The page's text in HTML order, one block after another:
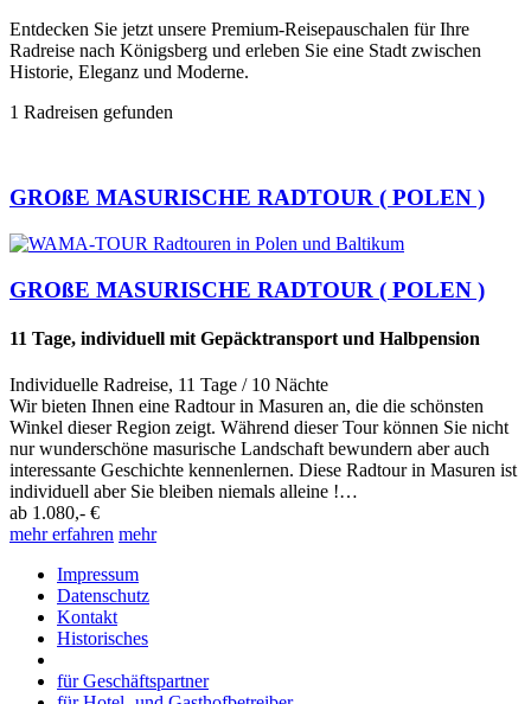
Entdecken Sie jetzt unsere Premium-Reisepauschalen für Ihre
Radreise nach Königsberg und erleben Sie eine Stadt zwischen
Historie, Eleganz und Moderne.
1 Radreisen gefunden
GROßE MASURISCHE RADTOUR ( POLEN )
GROßE MASURISCHE RADTOUR ( POLEN )
11 Tage, individuell mit Gepäcktransport und Halbpension
Individuelle Radreise, 11 Tage / 10 Nächte
Wir bieten Ihnen eine Radtour in Masuren an, die die schönsten
Winkel dieser Region zeigt. Während dieser Tour können Sie nicht
nur wunderschöne masurische Landschaft bewundern aber auch
interessante Geschichte kennenlernen. Diese Radtour in Masuren ist
individuell aber Sie bleiben niemals alleine !…
ab 1.080,- €
mehr erfahren mehr
Impressum
Datenschutz
Kontakt
Historisches
für Geschäftspartner